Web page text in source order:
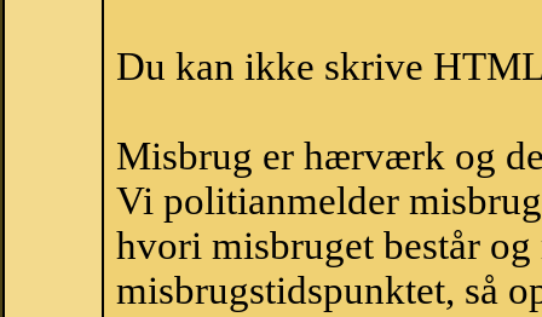
Du kan ikke skrive
Misbrug er hærværk og
Vi politianmelder
hvori misbruget består
misbrugstidspunktet, så